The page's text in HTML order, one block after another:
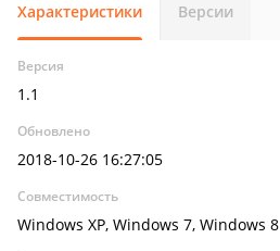
Характеристики Версии
Версия
1.1
Обновлено
2018-10-26 16:27:05
Совместимость
Windows XP, Windows 7, Windows 8